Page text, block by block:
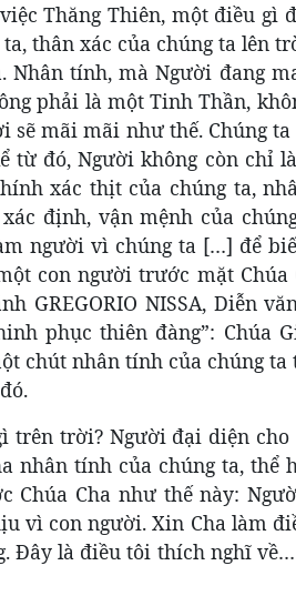
Thăng Thiên, một điều gì
thân xác của chúng ta lên
Nhân tính, mà Người đang
phải là một Tinh Thần,
sẽ mãi mãi như thế. Chúng
từ đó, Người không còn chỉ
xác thịt của chúng ta,
định, vận mệnh của
người vì chúng ta […] để
con người trước mặt Chúa
GREGORIO NISSA, Diễn
phục thiên đàng”: Chúa
chút nhân tính của chúng
trên trời? Người đại diện
nhân tính của chúng ta,
Chúa Cha như thế này:
vì con người. Xin Cha làm
Đây là điều tôi thích nghĩ